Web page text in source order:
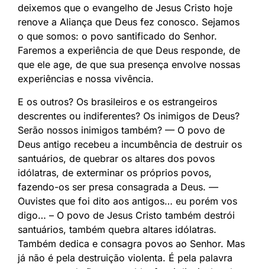
deixemos que o evangelho de Jesus Cristo hoje
renove a Aliança que Deus fez conosco. Sejamos
o que somos: o povo santificado do Senhor.
Faremos a experiência de que Deus responde, de
que ele age, de que sua presença envolve nossas
experiências e nossa vivência.
E os outros? Os brasileiros e os estrangeiros
descrentes ou indiferentes? Os inimigos de Deus?
Serão nossos inimigos também? — O povo de
Deus antigo recebeu a incumbência de destruir os
santuários, de quebrar os altares dos povos
idólatras, de exterminar os próprios povos,
fazendo-os ser presa consagrada a Deus. —
Ouvistes que foi dito aos antigos… eu porém vos
digo… – O povo de Jesus Cristo também destrói
santuários, também quebra altares idólatras.
Também dedica e consagra povos ao Senhor. Mas
já não é pela destruição violenta. É pela palavra